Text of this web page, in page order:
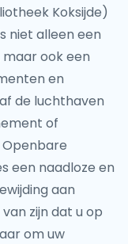
Koksijde)
niet alleen een
ook een
en
de luchthaven
of
Openbare
een naadloze en
aan
zijn dat u op
om uw